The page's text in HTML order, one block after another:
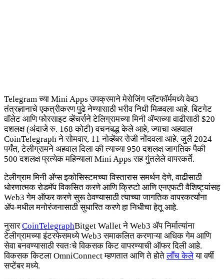
Telegram च्या Mini Apps उपक्रमाने मेसेजिंग प्लॅटफॉर्ममध्ये वेब3
तंत्रज्ञानाचे एकत्रीकरण पुढे नेण्यासाठी भरीव निधी मिळवला आहे. बिटगेट
वॉलेट आणि फोरसाइट व्हेंचर्सने टेलिग्रामच्या मिनी ॲप्सच्या वाढीसाठी $20
दशलक्ष (अंदाजे रु. 168 कोटी) वचनबद्ध केले आहे, ज्याचा अहवाल
CoinTelegraph ने सोमवार, 11 नोव्हेंबर रोजी नोंदवला आहे. जुलै 2024
पर्यंत, टेलीग्रामने अहवाल दिला की त्याच्या 950 दशलक्ष जागतिक पैकी
500 दशलक्ष प्रत्येक महिन्याला Mini Apps सह गुंतलेले वापरकर्ते.
टेलीग्राम मिनी ॲप्स इकोसिस्टमच्या विस्तारास समर्थन देणे, वाढीसाठी
धोरणात्मक रोडमॅप विकसित करणे आणि क्रिप्टो आणि एनएफटी वैशिष्ट्यांसह
Web3 गेम ऑफर करणे सुरू ठेवण्यासाठी त्याच्या जागतिक वापरकर्त्यांना
ॲप-मधील मनोरंजनासाठी सुधारित करणे हा निधीचा हेतू आहे.
नुसारCoinTelegraphBitget Wallet ने Web3 ॲप निर्मात्यांना
टेलीग्रामच्या इंटरफेसमध्ये Web3 समाकलित करणाऱ्या अधिक गेम आणि
सेवा बनवण्यासाठी स्वतःचे विकसक किट वापरण्याची ऑफर दिली आहे.
विकसक किटला OmniConnect म्हणतात आणि ते होतेलाँच केलेया वर्षी
सप्टेंबर मध्ये.